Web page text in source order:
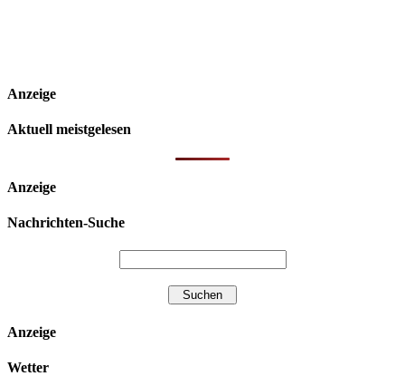
Anzeige
Aktuell meistgelesen
Anzeige
Nachrichten-Suche
Anzeige
Wetter